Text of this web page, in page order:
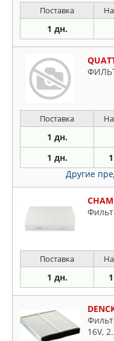
Поставка
1 дн.
Поставка
1 дн.
1 дн.
Другие
Поставка
1 дн.
16V,